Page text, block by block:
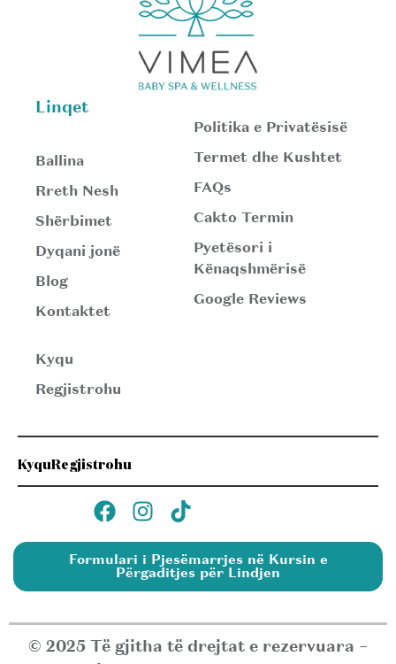
Linqet
Ballina
Rreth Nesh
Shërbimet
Dyqani jonë
Blog
Kontaktet
Kyqu
Regjistrohu
Politika e Privatësisë
Termet dhe Kushtet
FAQs
Cakto Termin
Pyetësori i
Kënaqshmërisë
Google Reviews
KyquRegjistrohu
Formulari i Pjesëmarrjes në Kursin e
Përgaditjes për Lindjen
© 2025 Të gjitha të drejtat e rezervuara –